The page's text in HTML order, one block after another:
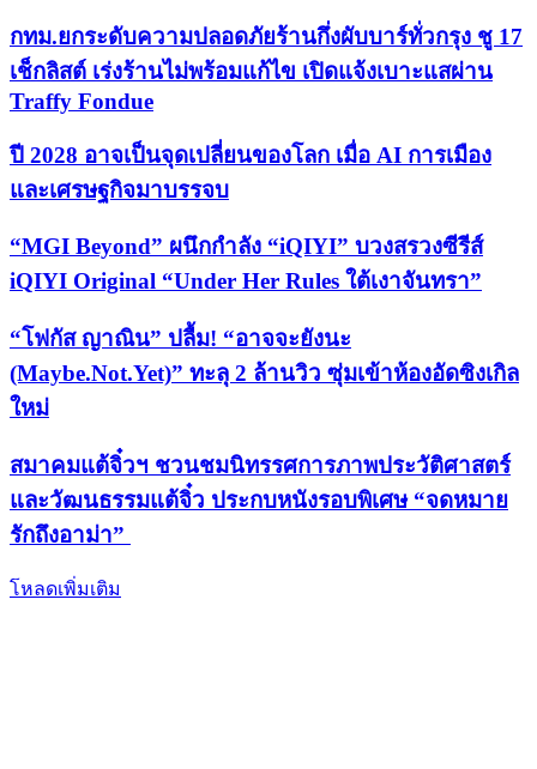
กทม.ยกระดับความปลอดภัยร้านกึ่งผับบาร์ทั่วกรุง ชู 17
เช็กลิสต์ เร่งร้านไม่พร้อมแก้ไข เปิดแจ้งเบาะแสผ่าน
Traffy Fondue
ปี 2028 อาจเป็นจุดเปลี่ยนของโลก เมื่อ AI การเมือง
และเศรษฐกิจมาบรรจบ
“MGI Beyond” ผนึกกำลัง “iQIYI” บวงสรวงซีรีส์
iQIYI Original “Under Her Rules ใต้เงาจันทรา”
“โฟกัส ญาณิน” ปลื้ม! “อาจจะยังนะ
(Maybe.Not.Yet)” ทะลุ 2 ล้านวิว ซุ่มเข้าห้องอัดซิงเกิล
ใหม่
สมาคมแต้จิ๋วฯ ชวนชมนิทรรศการภาพประวัติศาสตร์
และวัฒนธรรมแต้จิ๋ว ประกบหนังรอบพิเศษ “จดหมาย
รักถึงอาม่า”
โหลดเพิ่มเติม